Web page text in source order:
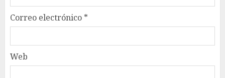
Correo electrónico *
Web